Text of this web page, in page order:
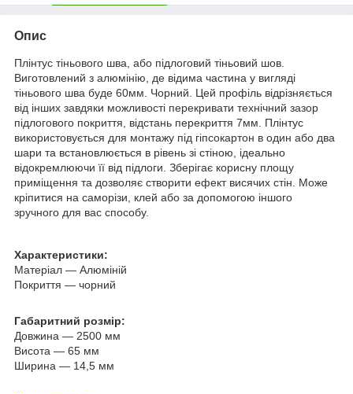
Опис
Плінтус тіньового шва, або підлоговий тіньовий шов.
Виготовлений з алюмінію, де відима частина у вигляді
тіньового шва буде 60мм. Чорний. Цей профіль відрізняється
від інших завдяки можливості перекривати технічний зазор
підлогового покриття, відстань перекриття 7мм. Плінтус
використовується для монтажу під гіпсокартон в один або два
шари та встановлюється в рівень зі стіною, ідеально
відокремлюючи її від підлоги. Зберігає корисну площу
приміщення та дозволяє створити ефект висячих стін. Може
кріпитися на саморізи, клей або за допомогою іншого
зручного для вас способу.
Характеристики:
Матеріал — Алюміній
Покриття — чорний
Габаритний розмір:
Довжина — 2500 мм
Висота — 65 мм
Ширина — 14,5 мм